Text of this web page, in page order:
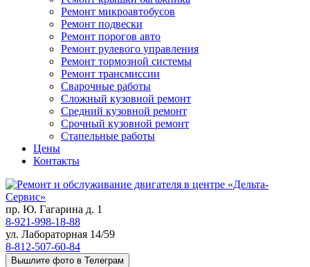
Ремонт микроавтобусов
Ремонт подвески
Ремонт порогов авто
Ремонт рулевого управления
Ремонт тормозной системы
Ремонт трансмиссии
Сварочные работы
Сложный кузовной ремонт
Средний кузовной ремонт
Срочный кузовной ремонт
Стапельные работы
Цены
Контакты
пр. Ю. Гагарина д. 1
8-921-998-18-88
ул. Лабораторная 14/59
8-812-507-60-84
Вышлите фото в Телеграм